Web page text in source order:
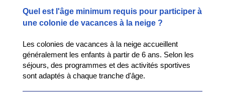
Quel est l'âge minimum requis pour participer à
une colonie de vacances à la neige ?
Les colonies de vacances à la neige accueillent
généralement les enfants à partir de 6 ans. Selon les
séjours, des programmes et des activités sportives
sont adaptés à chaque tranche d'âge.